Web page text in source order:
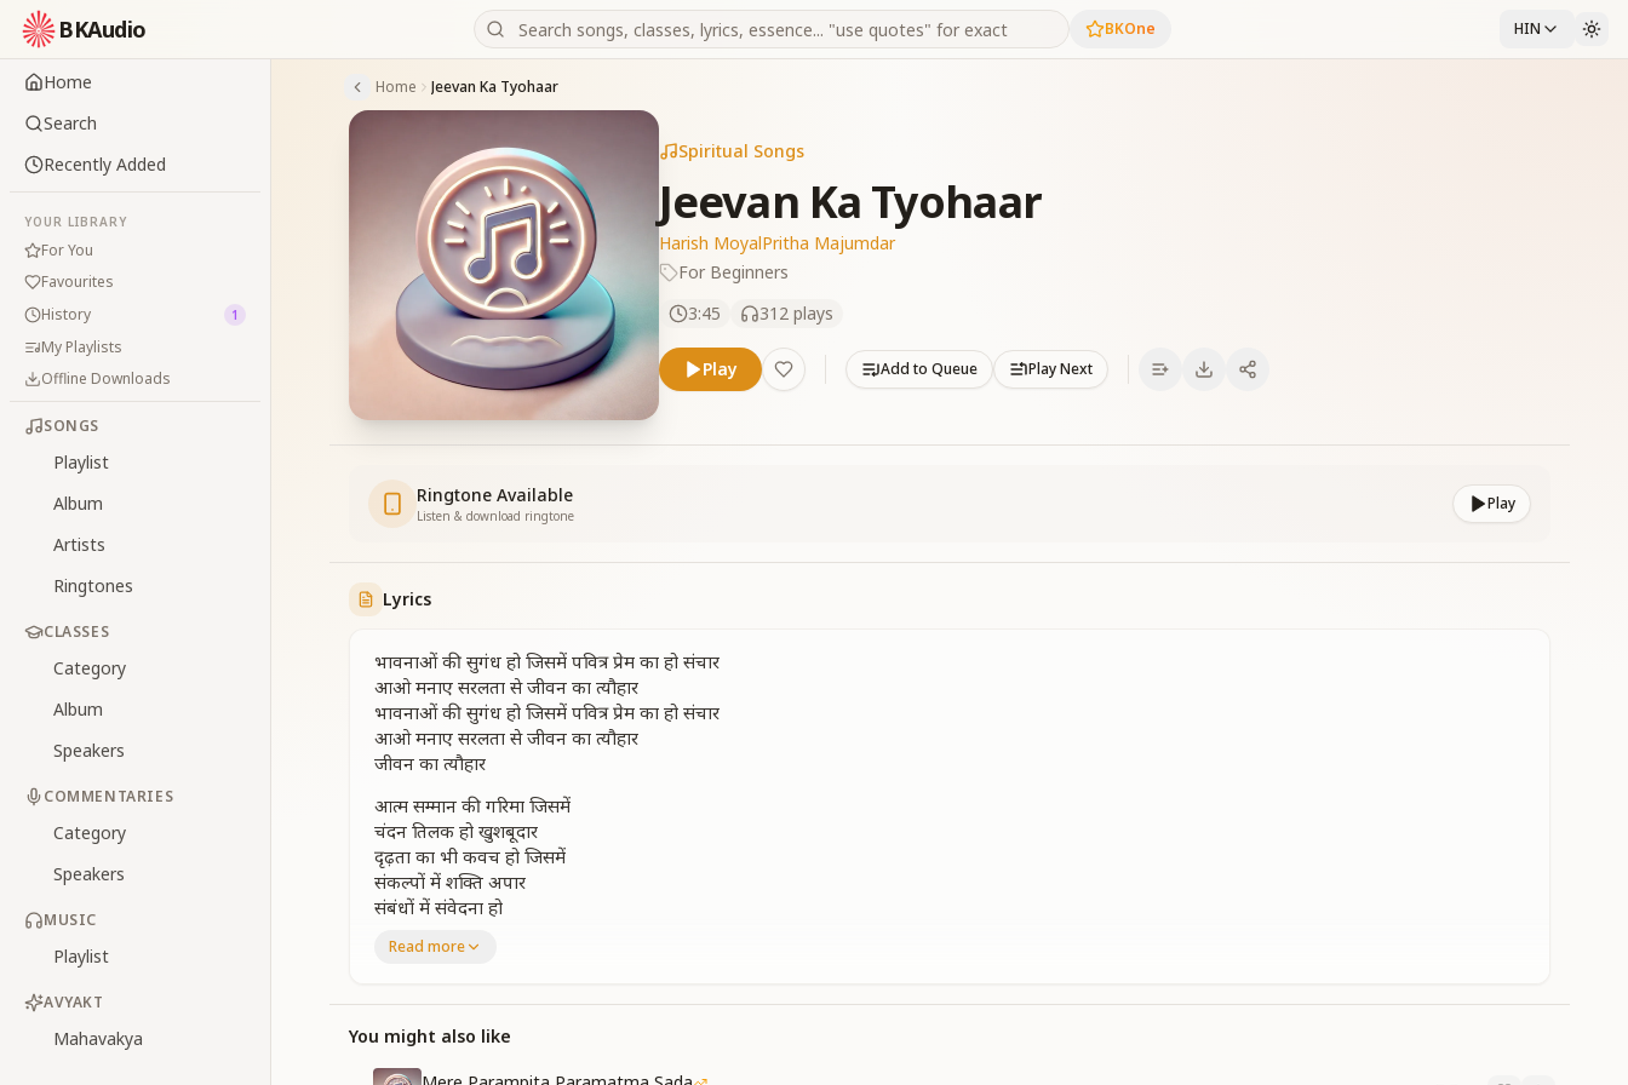
BKAudio BKOne HIN
Home
Search
Recently Added
YOUR LIBRARY
For You
Favourites
History
1
My Playlists
Offline Downloads
SONGS
Playlist
Album
Artists
Ringtones
CLASSES
Category
Album
Speakers
COMMENTARIES
Category
Speakers
MUSIC
Playlist
AVYAKT
Mahavakya
Home Jeevan Ka Tyohaar
Spiritual Songs
Jeevan Ka Tyohaar
Harish MoyalPritha Majumdar
For Beginners
3:45
312 plays
Play Add to Queue Play Next
Ringtone Available
Listen & download ringtone
Play
Lyrics
भावनाओं की सुगंध हो जिसमें पवित्र प्रेम का हो संचार
आओ मनाए सरलता से जीवन का त्यौहार
भावनाओं की सुगंध हो जिसमें पवित्र प्रेम का हो संचार
आओ मनाए सरलता से जीवन का त्यौहार
जीवन का त्यौहार
आत्म सम्मान की गरिमा जिसमें
चंदन तिलक हो खुशबूदार
दृढ़ता का भी कवच हो जिसमें
संकल्पों में शक्ति अपार
संबंधों में संवेदना हो
आओ मनाए सरलता से जीवन का त्यौहार
वरदानों से भरी हो वाणी दुआ की दौलत हो बेशुमार
पावन दृष्टि वृत्ति हो जिसमें बाटे स्नेह का उपहार
रिश्तों में हो रंग रूहानी
Read more
You might also like